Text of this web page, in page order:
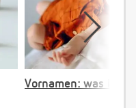
Vornamen: was ist